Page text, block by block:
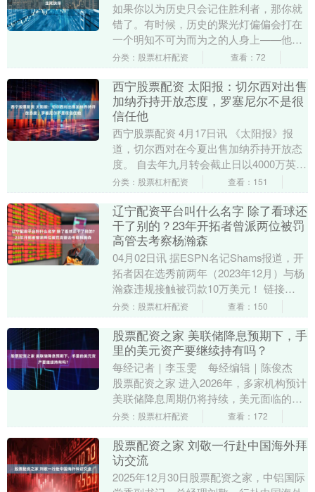
如果你以为历史只会记住胜利者，那你就
错了。有时候，历史的聚光灯偏偏会打在
一个明知不可为而为之的人身上——他挽
救了整个王朝，却被自己效忠的皇帝送上
分类：股票杠杆配资 查看：72
西宁股票配资 太阳报：切尔西对出售
加纳乔持开放态度，罗塞尼尔不是很
信任他
西宁股票配资 4月17日讯 《太阳报》报
道，切尔西对在今夏出售加纳乔持开放态
度。 自去年九月转会截止日以4000万英镑
从曼联加盟以来，加纳乔在切尔西经历了
分类：股票杠杆配资 查看：151
辽宁配资平台叫什么名字 除了看球还
干了别的？23年开拓者曾派两位被罚
高管去考察杨瀚森
04月02日讯 据ESPN名记Shams报道，开
拓者因在选秀前两年（2023年12月）与杨
瀚森违规接触被罚款10万美元！ 链接
>>>Shams：开拓者因在选秀前....
分类：股票杠杆配资 查看：150
股票配资之家 美联储降息预期下，手
里的美元资产要继续持有吗？
每经记者｜李玉雯 每经编辑｜陈俊杰
股票配资之家 进入2026年，多家机构预计
美联储降息周期仍将持续，美元面临的贬
值压力受到市场广泛关注。对于普通....
分类：股票杠杆配资 查看：172
股票配资之家 刘敬一行赴中国海外拜
访交流
2025年12月30日股票配资之家，中铝国际